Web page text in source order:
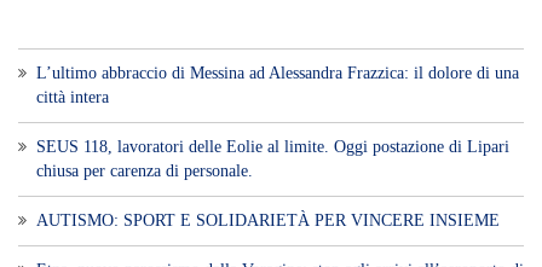
L’ultimo abbraccio di Messina ad Alessandra Frazzica: il dolore di una
città intera
SEUS 118, lavoratori delle Eolie al limite. Oggi postazione di Lipari
chiusa per carenza di personale.
AUTISMO: SPORT E SOLIDARIETÀ PER VINCERE INSIEME